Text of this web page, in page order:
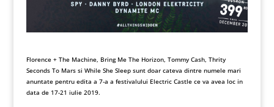
Florence + The Machine, Bring Me The Horizon, Tommy Cash, Thrity
Seconds To Mars si While She Sleep sunt doar cateva dintre numele mari
anuntate pentru edita a 7-a a festivalului Electric Castle ce va avea loc in
data de 17-21 iulie 2019.